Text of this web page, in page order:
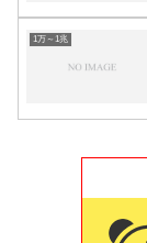
1万～1兆